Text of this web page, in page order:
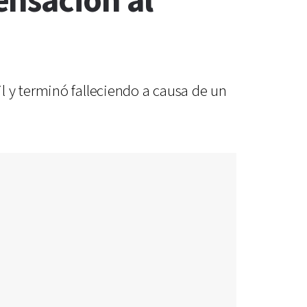
terminó falleciendo a causa de un